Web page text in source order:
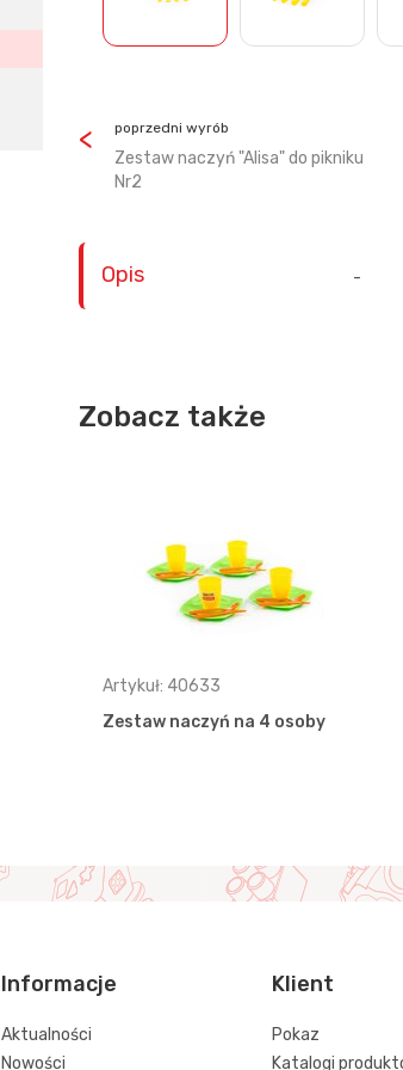
poprzedni wyrób
Zestaw naczyń "Alisa" do pikniku
Nr2
Opis -
Zobacz także
Artykuł: 40633
Zestaw naczyń na 4 osoby
Informacje
Aktualności
Nowości
Klient
Pokaz
Katalogi